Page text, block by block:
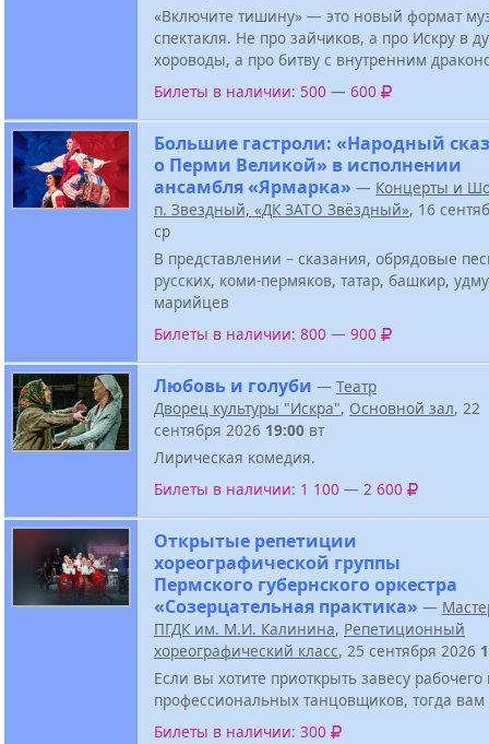
«Включите тишину» — это новый формат
спектакля. Не про зайчиков, а про Искру в
хороводы, а про битву с внутренним
Билеты в наличии: 500 — 600
Большие гастроли: «Народный сказ
о Перми Великой» в исполнении
ансамбля «Ярмарка» — Концерты и
п. Звездный, «ДК ЗАТО Звёздный», 16
ср
В представлении – сказания, обрядовые
русских, коми-пермяков, татар, башкир,
марийцев
Билеты в наличии: 800 — 900
Любовь и голуби — Театр
Дворец культуры "Искра", Основной зал, 22
сентября 2026 19:00 вт
Лирическая комедия.
Билеты в наличии: 1 100 — 2 600
Открытые репетиции
хореографической группы
Пермского губернского оркестра
«Созерцательная практика» —
ПГДК им. М.И. Калинина, Репетиционный
хореографический класс, 25 сентября 2026
Если вы хотите приоткрыть завесу рабочего
профессиональных танцовщиков, тогда
Билеты в наличии: 300